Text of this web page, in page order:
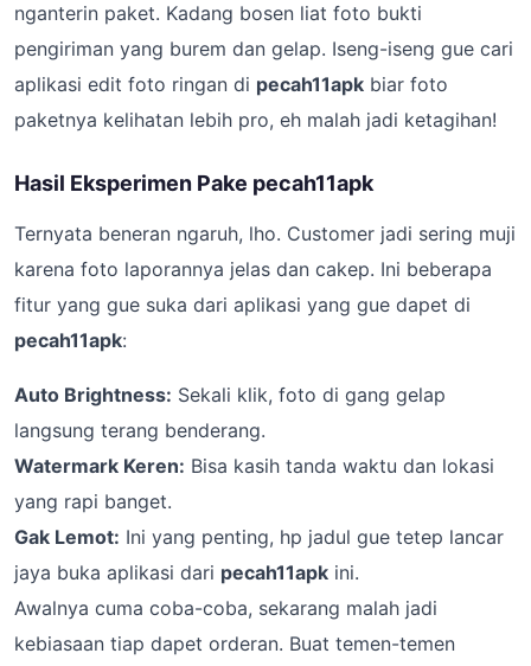
nganterin paket. Kadang bosen liat foto bukti
pengiriman yang burem dan gelap. Iseng-iseng gue cari
aplikasi edit foto ringan di pecah11apk biar foto
paketnya kelihatan lebih pro, eh malah jadi ketagihan!
Hasil Eksperimen Pake pecah11apk
Ternyata beneran ngaruh, lho. Customer jadi sering muji
karena foto laporannya jelas dan cakep. Ini beberapa
fitur yang gue suka dari aplikasi yang gue dapet di
pecah11apk:
Auto Brightness: Sekali klik, foto di gang gelap
langsung terang benderang.
Watermark Keren: Bisa kasih tanda waktu dan lokasi
yang rapi banget.
Gak Lemot: Ini yang penting, hp jadul gue tetep lancar
jaya buka aplikasi dari pecah11apk ini.
Awalnya cuma coba-coba, sekarang malah jadi
kebiasaan tiap dapet orderan. Buat temen-temen